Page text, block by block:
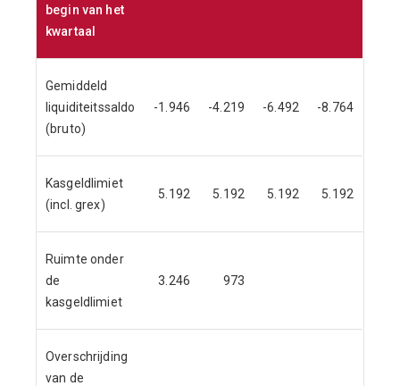
begin van het
kwartaal
Gemiddeld
liquiditeitssaldo
(bruto)
-1.946 -4.219 -6.492 -8.764
Kasgeldlimiet
(incl. grex)
5.192 5.192 5.192 5.192
Ruimte onder
de
kasgeldlimiet
3.246 973
Overschrijding
van de